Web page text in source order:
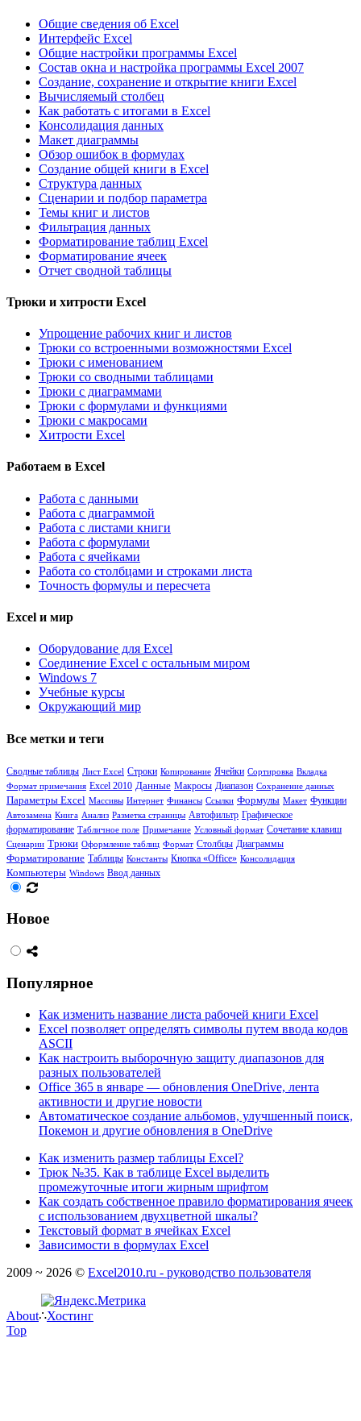
Общие сведения об Excel
Интерфейс Excel
Общие настройки программы Excel
Состав окна и настройка программы Excel 2007
Создание, сохранение и открытие книги Excel
Вычисляемый столбец
Как работать с итогами в Excel
Консолидация данных
Макет диаграммы
Обзор ошибок в формулах
Создание общей книги в Excel
Структура данных
Сценарии и подбор параметра
Темы книг и листов
Фильтрация данных
Форматирование таблиц Excel
Форматирование ячеек
Отчет сводной таблицы
Трюки и хитрости Excel
Упрощение рабочих книг и листов
Трюки со встроенными возможностями Excel
Трюки с именованием
Трюки со сводными таблицами
Трюки с диаграммами
Трюки с формулами и функциями
Трюки с макросами
Хитрости Excel
Работаем в Excel
Работа с данными
Работа с диаграммой
Работа с листами книги
Работа с формулами
Работа с ячейками
Работа со столбцами и строками листа
Точность формулы и пересчета
Excel и мир
Оборудование для Excel
Соединение Excel с остальным миром
Windows 7
Учебные курсы
Окружающий мир
Все метки и теги
Сводные таблицы Лист Excel Строки Копирование Ячейки Сортировка Вкладка
Формат примечания Excel 2010 Данные Макросы Диапазон Сохранение данных
Параметры Excel Массивы Интернет Финансы Ссылки Формулы Макет Функции
Автозамена Книга Анализ Разметка страницы Автофильтр Графическое
форматирование Табличное поле Примечание Условный формат Сочетание клавиш
Сценарии Трюки Оформление таблиц Формат Столбцы Диаграммы
Форматирование Таблицы Константы Кнопка «Office» Консолидация
Компьютеры Windows Ввод данных
Новое
Популярное
Как изменить название листа рабочей книги Excel
Excel позволяет определять символы путем ввода кодов
ASCII
Как настроить выборочную защиту диапазонов для
разных пользователей
Office 365 в январе — обновления OneDrive, лента
активности и другие новости
Автоматическое создание альбомов, улучшенный поиск,
Покемон и другие обновления в OneDrive
Как изменить размер таблицы Excel?
Трюк №35. Как в таблице Excel выделить
промежуточные итоги жирным шрифтом
Как создать собственное правило форматирования ячеек
с использованием двухцветной шкалы?
Текстовый формат в ячейках Excel
Зависимости в формулах Excel
2009 ~ 2026 © Excel2010.ru - руководство пользователя
About∴Хостинг
Top